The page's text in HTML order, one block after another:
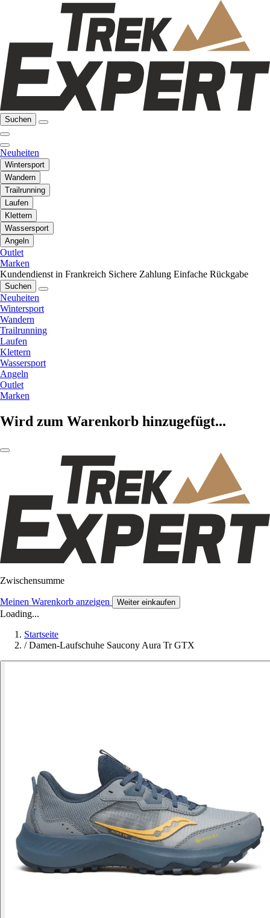
Suchen
Neuheiten
Wintersport
Wandern
Trailrunning
Laufen
Klettern
Wassersport
Angeln
Outlet
Marken
Kundendienst in Frankreich Sichere Zahlung Einfache Rückgabe
Suchen
Neuheiten
Wintersport
Wandern
Trailrunning
Laufen
Klettern
Wassersport
Angeln
Outlet
Marken
Wird zum Warenkorb hinzugefügt...
Zwischensumme
Meinen Warenkorb anzeigen Weiter einkaufen
Loading...
Startseite
/ Damen-Laufschuhe Saucony Aura Tr GTX